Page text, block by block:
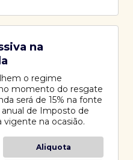
na
o regime
momento do resgate
será de 15% na fonte
de Imposto de
vigente na ocasião.
Aliquota